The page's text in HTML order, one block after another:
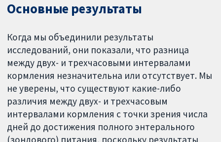
Основные результаты
Когда мы объединили результаты
исследований, они показали, что разница
между двух- и трехчасовыми интервалами
кормления незначительна или отсутствует. Мы
не уверены, что существуют какие-либо
различия между двух- и трехчасовым
интервалами кормления с точки зрения числа
дней до достижения полного энтерального
(зондового) питания, поскольку результаты